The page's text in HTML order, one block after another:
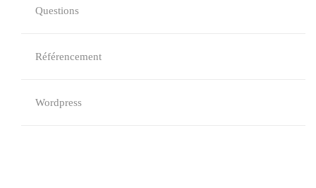
Questions
Référencement
Wordpress